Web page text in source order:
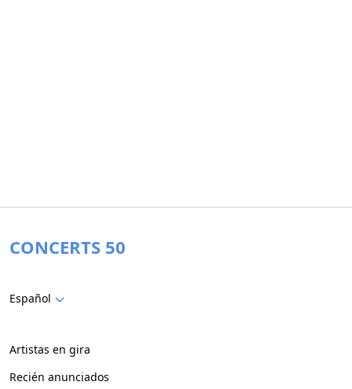
CONCERTS 50
Español
Artistas en gira
Recién anunciados